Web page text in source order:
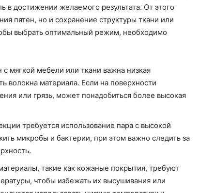
в достижении желаемого результата. От этого
пятен, но и сохранение структуры ткани или
выбрать оптимальный режим, необходимо
с мягкой мебели или ткани важна низкая
волокна материала. Если на поверхности
или грязь, может понадобиться более высокая
требуется использование пара с высокой
микробы и бактерии, при этом важно следить за
такие как кожаные покрытия, требуют
чтобы избежать их высушивания или